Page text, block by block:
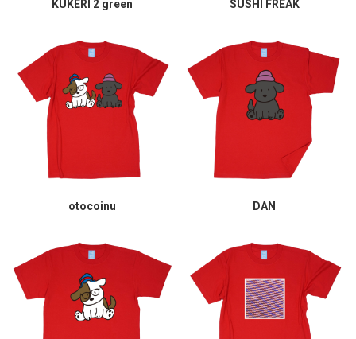
KUKERI 2 green SUSHI FREAK
otocoinu DAN